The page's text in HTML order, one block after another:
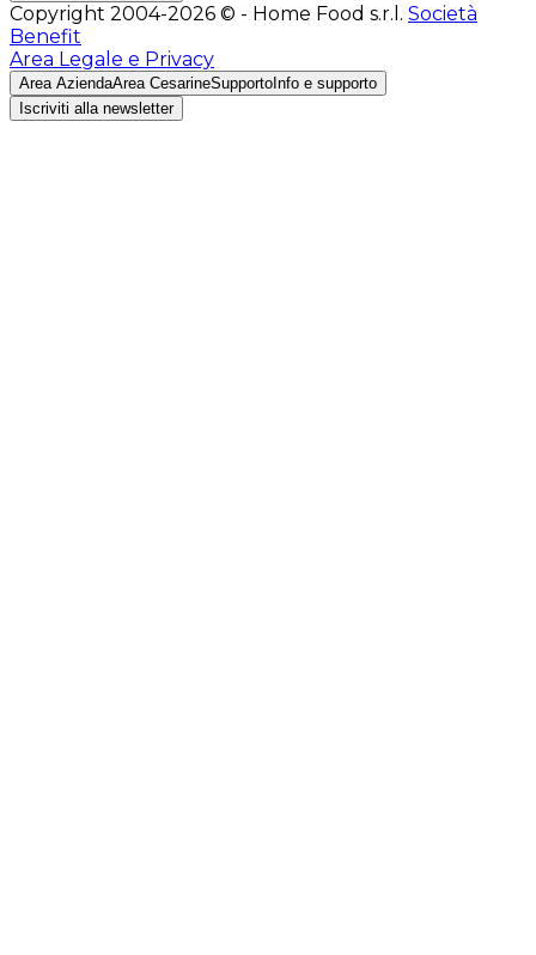
Copyright 2004-2026 © - Home Food s.r.l. Società
Benefit
Area Legale e Privacy
Area AziendaArea CesarineSupporto Info e supporto
Iscriviti alla newsletter